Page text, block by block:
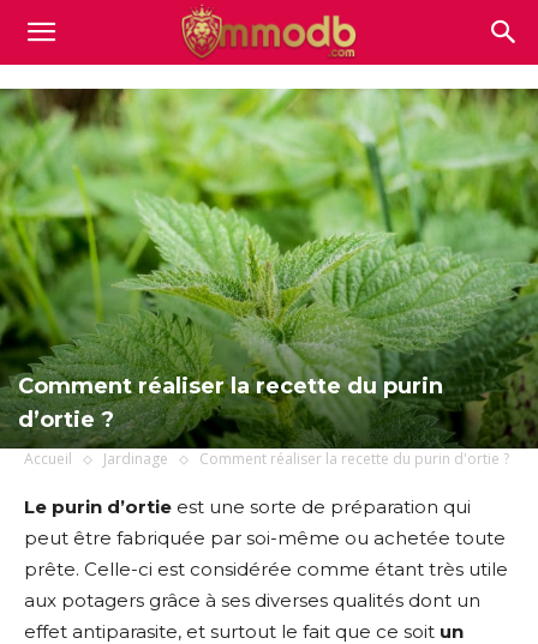
Mmodb.com
Comment réaliser la recette du purin
d’ortie ?
Accueil Jardinage Comment réaliser la recette du purin d'ortie ?
Le purin d’ortie est une sorte de préparation qui
peut être fabriquée par soi-même ou achetée toute
prête. Celle-ci est considérée comme étant très utile
aux potagers grâce à ses diverses qualités dont un
effet antiparasite, et surtout le fait que ce soit un